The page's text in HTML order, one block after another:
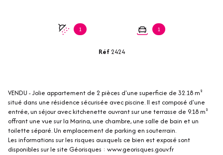
1 1
Réf 2424
VENDU - Jolie appartement de 2 pièces d'une superficie de 32.18 m²
situé dans une résidence sécurisée avec piscine. Il est composé d'une
entrée, un séjour avec kitchenette ouvrant sur une terrasse de 9.18 m²
offrant une vue sur la Marina, une chambre, une salle de bain et un
toilette séparé. Un emplacement de parking en souterrain.
Les informations sur les risques auxquels ce bien est exposé sont
disponibles sur le site Géorisques : www.georisques.gouv.fr